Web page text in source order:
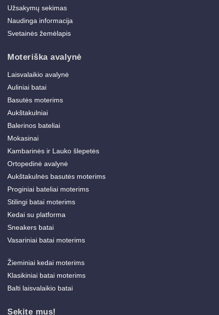
Užsakymų sekimas
Naudinga informacija
Svetainės žemėlapis
Moteriška avalynė
Laisvalaikio avalynė
Auliniai batai
Basutės moterims
Aukštakulniai
Balerinos bateliai
Mokasinai
Kambarinės ir Lauko šlepetės
Ortopedinė avalynė
Aukštakulnės basutės moterims
Proginiai bateliai moterims
Stilingi batai moterims
Kedai su platforma
Sneakers batai
Vasariniai batai moterims
Žieminiai kedai moterims
Klasikiniai batai moterims
Balti laisvalaikio batai
Sekite mus!